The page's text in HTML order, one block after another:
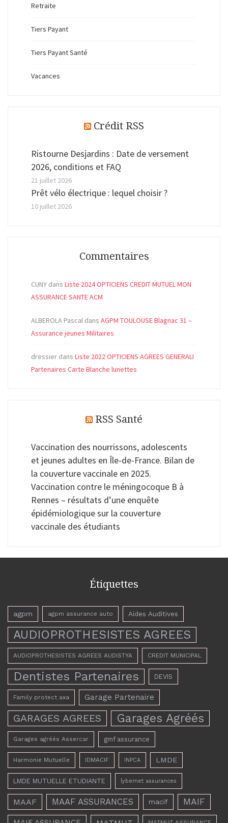
Retraite
Tiers Payant
Tiers Payant Santé
Vacances
Crédit RSS
Ristourne Desjardins : Date de versement
2026, conditions et FAQ
21 juillet 2026
Prêt vélo électrique : lequel choisir ?
10 juillet 2026
Commentaires
CUNY dans Liste 2024 OPTICIENS CREDIT MUTUEL MON
ASSURANCE SANTE ACM
ALBEROLA Pascal dans AGPM TOULOUSE Blagnac 31 –
Assurance jeunes Militaires
dressier dans Liste 2022 OPTICIENS AGREES GENERALI
Partenaires Carte Blanche lunettes
RSS Santé
Vaccination des nourrissons, adolescents
et jeunes adultes en Île-de-France. Bilan de
la couverture vaccinale en 2025.
Vaccination contre le méningocoque B à
Rennes – résultats d’une enquête
épidémiologique sur la couverture
vaccinale des étudiants
Étiquettes
agpm agpm assurance auto Aides Auditives
AUDIOPROTHESISTES AGREES
AUDIOPROTHESISTES AGREES AUDISTYA CREDIT MUNICIPAL
Dentistes Partenaires DEVIS
Family protect axa Garage Partenaire
GARAGES AGREES Garages Agréés
Garages agréés Assercar gmf assurance
Harmonie Mutuelle IDMACIF INPCA LMDE
LMDE MUTUELLE ETUDIANTE lybernet assurances
MAAF MAAF ASSURANCES macif MAIF